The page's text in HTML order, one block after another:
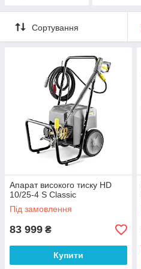
Сортування
Апарат високого тиску HD
10/25-4 S Classic
Під замовлення
83 999 ₴
Купити